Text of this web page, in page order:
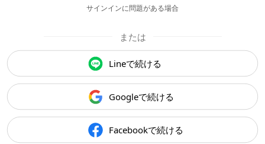
サインインに問題がある場合
または
Lineで続ける
Googleで続ける
Facebookで続ける